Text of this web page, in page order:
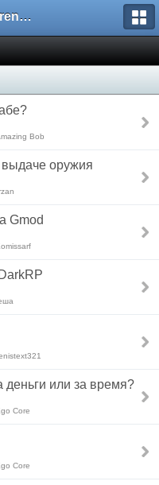
Форум MyArena.ru
Bob
оружия
Gmod
деньги или за время?
Core
Core